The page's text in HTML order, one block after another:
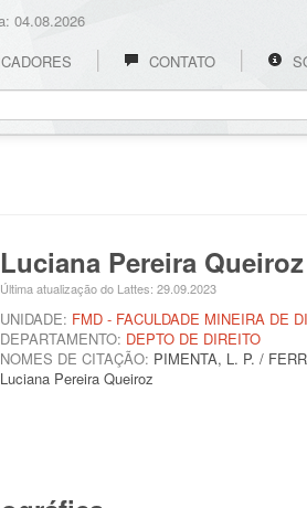
04.08.2026
CONTATO
Luciana Pereira
Última atualização do Lattes: 29.09.2023
UNIDADE: FMD - FACULDADE MINEIRA DE
DEPARTAMENTO: DEPTO DE DIREITO
NOMES DE CITAÇÃO: PIMENTA, L. P. /
Luciana Pereira Queiroz